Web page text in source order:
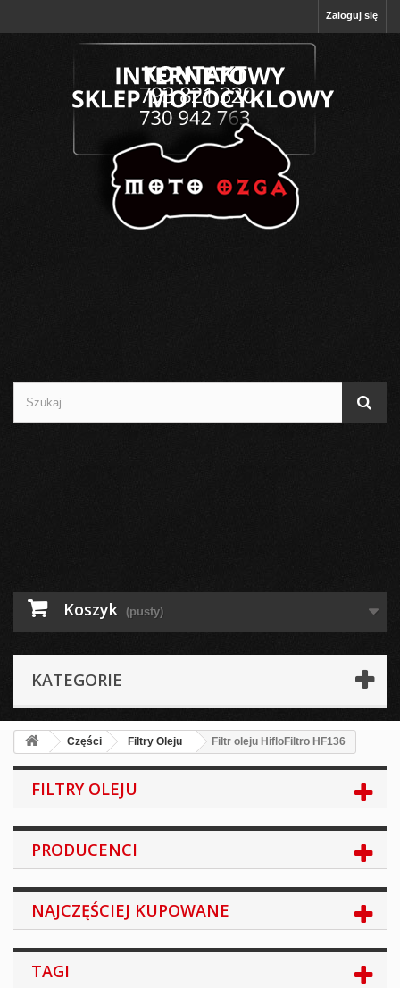
Zaloguj się
Koszyk (pusty)
KATEGORIE
Części Filtry Oleju Filtr oleju HifloFiltro HF136
FILTRY OLEJU
PRODUCENCI
NAJCZĘŚCIEJ KUPOWANE
TAGI